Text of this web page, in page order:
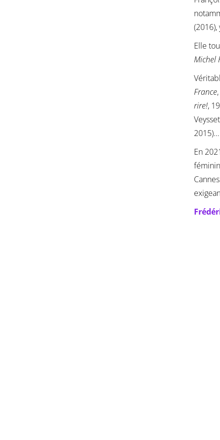
Elle
Michel
France
rire!,
2015)…
En